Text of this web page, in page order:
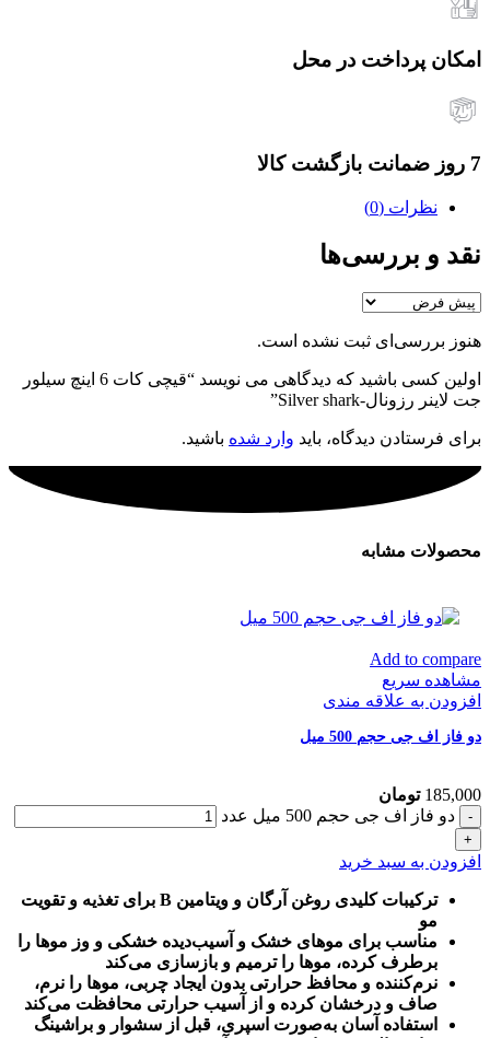
امکان پرداخت در محل
7 روز ضمانت بازگشت کالا
نظرات (0)
نقد و بررسی‌ها
هنوز بررسی‌ای ثبت نشده است.
اولین کسی باشید که دیدگاهی می نویسد “قیچی کات 6 اینچ سیلور
جت لاینر رزونال-Silver shark”
برای فرستادن دیدگاه، باید وارد شده باشید.
محصولات مشابه
Add to compare
مشاهده سریع
افزودن به علاقه مندی
دو فاز اف جی حجم 500 میل
185,000 تومان
دو فاز اف جی حجم 500 میل عدد
افزودن به سبد خرید
ترکیبات کلیدی روغن آرگان و ویتامین B برای تغذیه و تقویت
مو
مناسب برای موهای خشک و آسیب‌دیده خشکی و وز موها را
برطرف کرده، موها را ترمیم و بازسازی می‌کند
نرم‌کننده و محافظ حرارتی بدون ایجاد چربی، موها را نرم،
صاف و درخشان کرده و از آسیب حرارتی محافظت می‌کند
استفاده آسان به‌صورت اسپری، قبل از سشوار و براشینگ